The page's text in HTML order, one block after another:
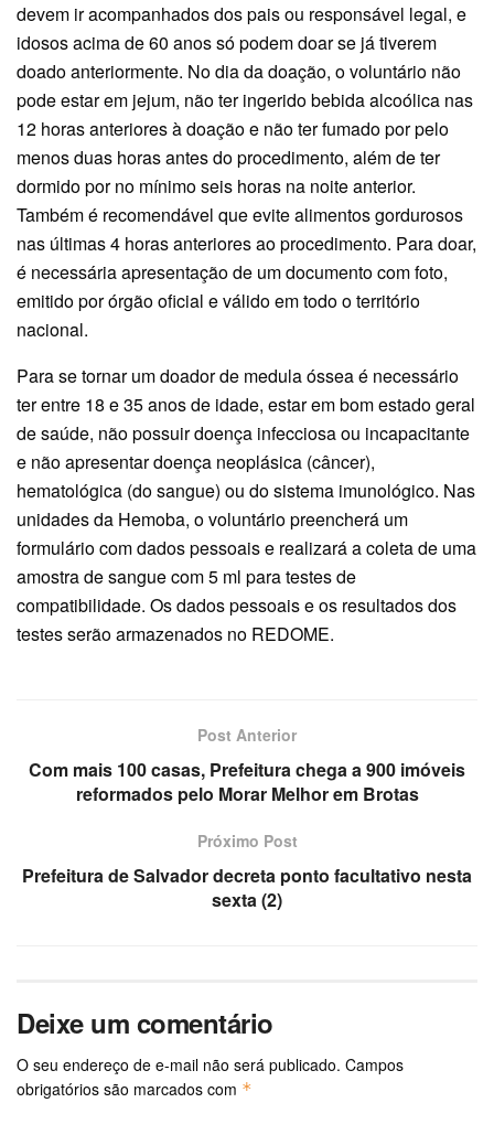
devem ir acompanhados dos pais ou responsável legal, e
idosos acima de 60 anos só podem doar se já tiverem
doado anteriormente. No dia da doação, o voluntário não
pode estar em jejum, não ter ingerido bebida alcoólica nas
12 horas anteriores à doação e não ter fumado por pelo
menos duas horas antes do procedimento, além de ter
dormido por no mínimo seis horas na noite anterior.
Também é recomendável que evite alimentos gordurosos
nas últimas 4 horas anteriores ao procedimento. Para doar,
é necessária apresentação de um documento com foto,
emitido por órgão oficial e válido em todo o território
nacional.
Para se tornar um doador de medula óssea é necessário
ter entre 18 e 35 anos de idade, estar em bom estado geral
de saúde, não possuir doença infecciosa ou incapacitante
e não apresentar doença neoplásica (câncer),
hematológica (do sangue) ou do sistema imunológico. Nas
unidades da Hemoba, o voluntário preencherá um
formulário com dados pessoais e realizará a coleta de uma
amostra de sangue com 5 ml para testes de
compatibilidade. Os dados pessoais e os resultados dos
testes serão armazenados no REDOME.
Post Anterior
Com mais 100 casas, Prefeitura chega a 900 imóveis
reformados pelo Morar Melhor em Brotas
Próximo Post
Prefeitura de Salvador decreta ponto facultativo nesta
sexta (2)
Deixe um comentário
O seu endereço de e-mail não será publicado. Campos
obrigatórios são marcados com *